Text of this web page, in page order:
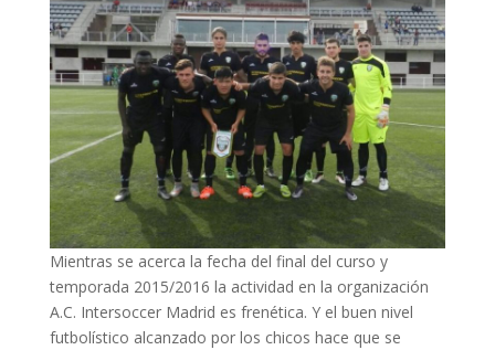
Mientras se acerca la fecha del final del curso y
temporada 2015/2016 la actividad en la organización
A.C. Intersoccer Madrid es frenética. Y el buen nivel
futbolístico alcanzado por los chicos hace que se